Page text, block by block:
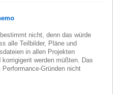
nicht, denn das würde
alle Teilbilder, Pläne und
in allen Projekten
korrigigerit werden müßten. Das
Gründen nicht